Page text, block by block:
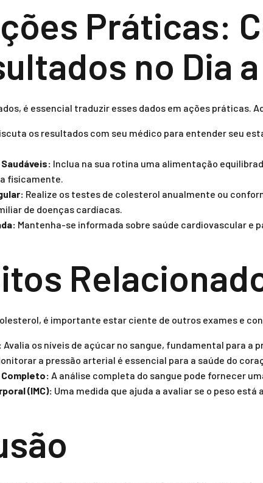
Práticas:
no Dia
é essencial traduzir esses dados em ações práticas.
os resultados com seu médico para entender seu
Inclua na sua rotina uma alimentação
fisicamente.
Realize os testes de colesterol anualmente ou
de doenças cardíacas.
Mantenha-se informada sobre saúde cardiovascular e
é importante estar ciente de outros exames e
Avalia os níveis de açúcar no sangue, fundamental para a
a pressão arterial é essencial para a saúde do
Completo: A análise completa do sangue pode fornecer
(IMC): Uma medida que ajuda a avaliar se o peso